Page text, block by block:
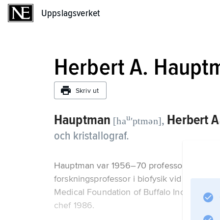
Uppslagsverket
Herbert A.
Skriv ut
Hauptman [hauʹptmən], Herbert A
och kristallograf.
Hauptman var 1956–70 professor i
forskningsprofessor i biofysik vid State
Medical Foundation of Buffalo Inc.
chef 1986.